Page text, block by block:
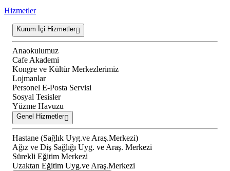
Hizmetler
Kurum İçi Hizmetler
Anaokulumuz
Cafe Akademi
Kongre ve Kültür Merkezlerimiz
Lojmanlar
Personel E-Posta Servisi
Sosyal Tesisler
Yüzme Havuzu
Genel Hizmetler
Hastane (Sağlık Uyg.ve Araş.Merkezi)
Ağız ve Diş Sağlığı Uyg. ve Araş. Merkezi
Sürekli Eğitim Merkezi
Uzaktan Eğitim Uyg.ve Araş.Merkezi